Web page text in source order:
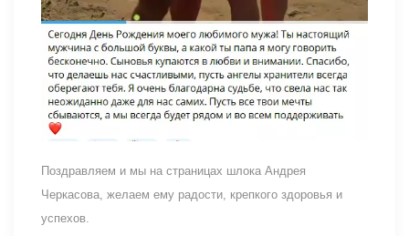
Поздравляем и мы на страницах шлока Андрея
Черкасова, желаем ему радости, крепкого здоровья и
успехов.